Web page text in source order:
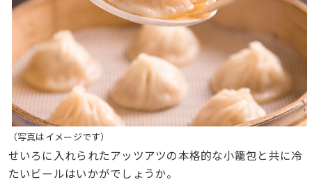
（写真はイメージです）
せいろに入れられたアッツアツの本格的な小籠包と共に冷
たいビールはいかがでしょうか。